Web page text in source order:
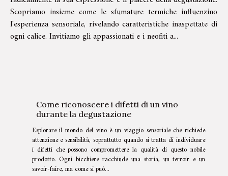
Scopriamo insieme come le sfumature termiche influenzino
l'esperienza sensoriale, rivelando caratteristiche inaspettate di
ogni calice. Invitiamo gli appassionati e i neofiti a...
Come riconoscere i difetti di un vino
durante la degustazione
Esplorare il mondo del vino è un viaggio sensoriale che richiede
attenzione e sensibilità, soprattutto quando si tratta di individuare
i difetti che possono compromettere la qualità di questo nobile
prodotto. Ogni bicchiere racchiude una storia, un terroir e un
savoir-faire, ma come si può...